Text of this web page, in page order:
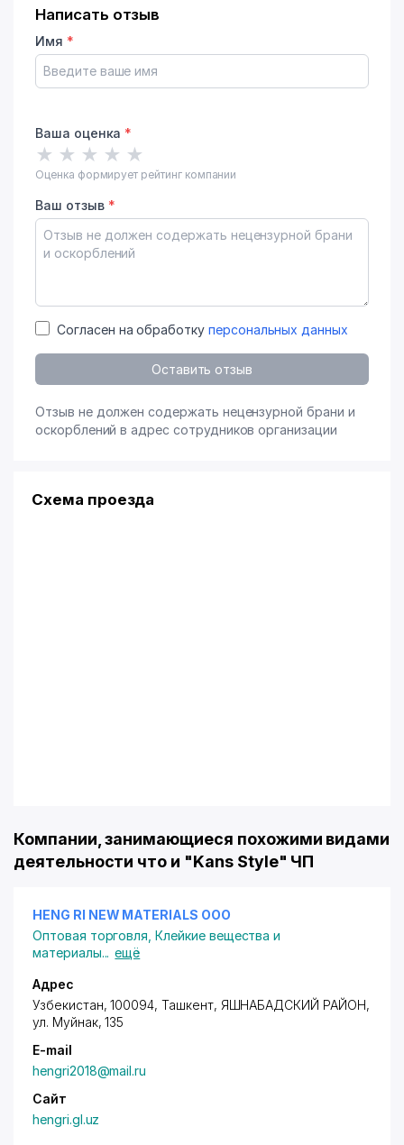
Написать отзыв
Имя *
Ваша оценка *
★ ★ ★ ★ ★
Оценка формирует рейтинг компании
Ваш отзыв *
Согласен на обработку персональных данных
Оставить отзыв
Отзыв не должен содержать нецензурной брани и
оскорблений в адрес сотрудников организации
Схема проезда
Компании, занимающиеся похожими видами
деятельности что и "Kans Style" ЧП
HENG RI NEW MATERIALS ООО
Оптовая торговля ,Клейкие вещества и
материалы... ещё
Адрес
Узбекистан, 100094, Ташкент, ЯШНАБАДСКИЙ РАЙОН,
ул. Муйнак, 135
E-mail
hengri2018@mail.ru
Сайт
hengri.gl.uz